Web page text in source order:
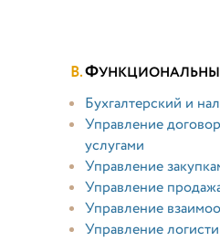
Ф
Бухгалтерский и
Управление
услугами
Управление
Управление
Управление
Управление